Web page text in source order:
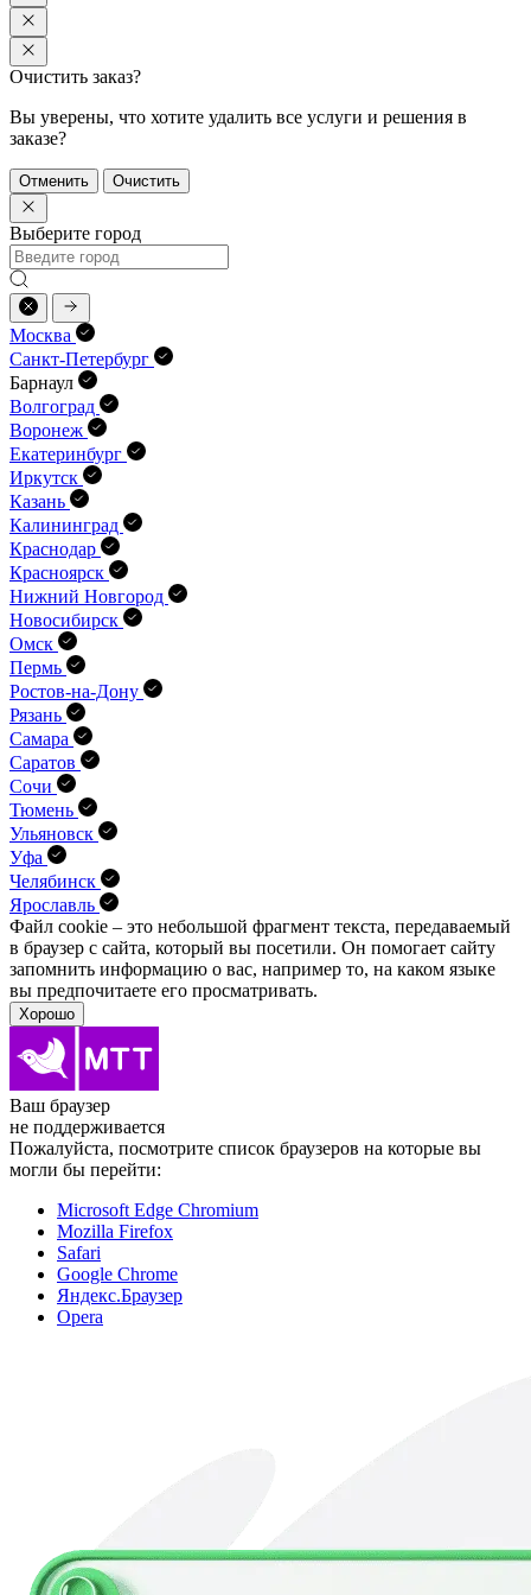
Очистить заказ?
Вы уверены, что хотите удалить все услуги и решения в
заказе?
Отменить Очистить
Выберите город
Москва
Санкт-Петербург
Барнаул
Волгоград
Воронеж
Екатеринбург
Иркутск
Казань
Калининград
Краснодар
Красноярск
Нижний Новгород
Новосибирск
Омск
Пермь
Ростов-на-Дону
Рязань
Самара
Саратов
Сочи
Тюмень
Ульяновск
Уфа
Челябинск
Ярославль
Файл cookie – это небольшой фрагмент текста, передава­емый
в браузер с сайта, который вы посетили. Он помо­гает сайту
запомнить информацию о вас, например то, на каком языке
вы предпочитаете его просматривать.
Хорошо
Ваш браузер
не поддерживается
Пожалуйста, посмотрите список браузеров на которые вы
могли бы перейти:
Microsoft Edge Chromium
Mozilla Firefox
Safari
Google Chrome
Яндекс.Браузер
Opera